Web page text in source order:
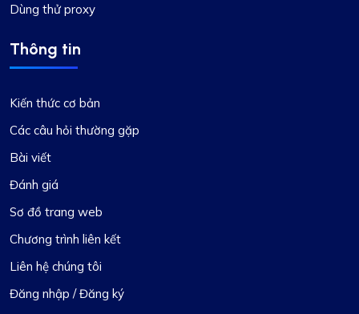
Dùng thử proxy
Thông tin
Kiến thức cơ bản
Các câu hỏi thường gặp
Bài viết
Đánh giá
Sơ đồ trang web
Chương trình liên kết
Liên hệ chúng tôi
Đăng nhập / Đăng ký